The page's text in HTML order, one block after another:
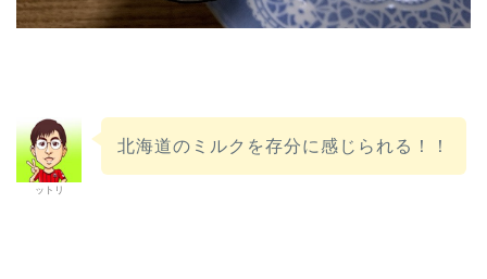
ットリ
北海道のミルクを存分に感じられる！！